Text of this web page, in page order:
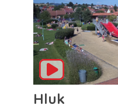
Hluk